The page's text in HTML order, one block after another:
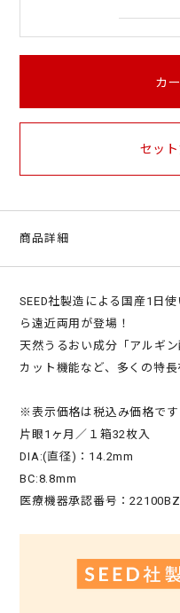
カ
セッ
商品詳細
SEED社製造による国産1日
ら遠近両用が登場！
天然うるおい成分「アルギ
カット機能など、多くの特長
※表示価格は税込み価格です
片眼1ヶ月／１箱32枚入
DIA:(直径)：14.2mm
BC:8.8mm
医療機器承認番号：